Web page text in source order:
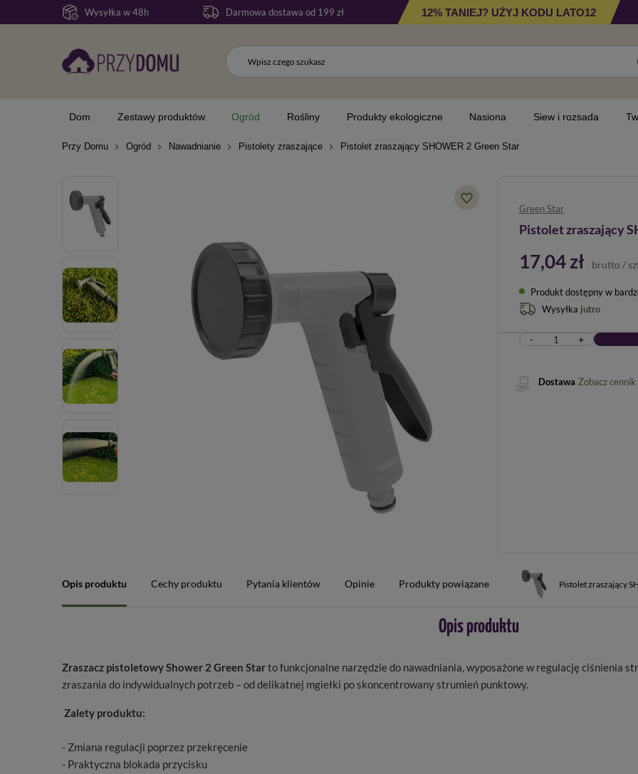
Wysyłka w 48h Darmowa dostawa od 199 zł 12% TANIEJ? UŻYJ KODU LATO12
Dom Zestawy produktów Ogród Rośliny Produkty ekologiczne Nasiona Siew i rozsada
Przy Domu Ogród Nawadnianie Pistolety zraszające Pistolet zraszający SHOWER 2 Green Star
Green Star
Pistolet zraszający
17,04 zł brutto /
Produkt dostępny w
Wysyłka jutro
- +
Dostawa Zobacz cennik
Opis produktu Cechy produktu Pytania klientów Opinie Produkty powiązane Pistolet zraszający
Opis produktu
Zraszacz pistoletowy Shower 2 Green Starto funkcjonalne narzędzie do nawadniania, wyposażone w regulację ciśnienia
zraszania do indywidualnych potrzeb – od delikatnej mgiełki po skoncentrowany strumień punktowy.
Zalety produktu:
- Zmiana regulacji poprzez przekręcenie
- Praktyczna blokada przycisku